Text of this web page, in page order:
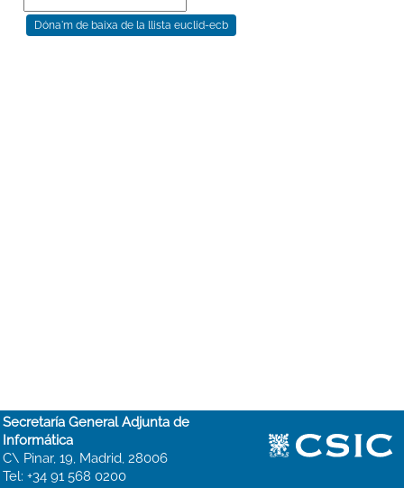
Secretaría General Adjunta de
Informática
C\ Pinar, 19, Madrid, 28006
Tel: +34 91 568 0200